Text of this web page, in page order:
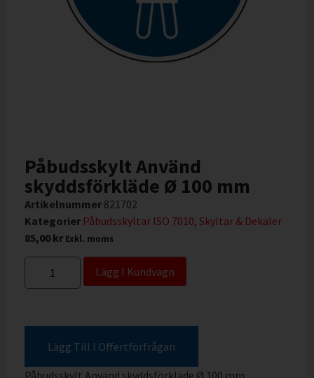
Påbudsskylt Använd
skyddsförkläde Ø 100 mm
Artikelnummer 821702
Kategorier Påbudsskyltar ISO 7010, Skyltar & Dekaler
85,00 kr Exkl. moms
Lägg I Kundvagn
Lägg Till I Offertförfrågan
Påbudsskylt Använd skyddsförkläde Ø 100 mm